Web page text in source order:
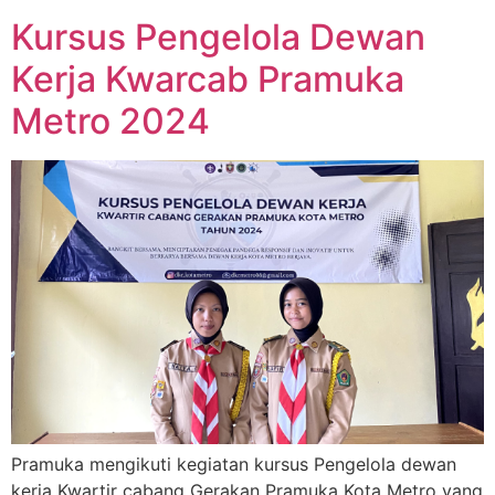
Kursus Pengelola Dewan
Kerja Kwarcab Pramuka
Metro 2024
Pramuka mengikuti kegiatan kursus Pengelola dewan
kerja Kwartir cabang Gerakan Pramuka Kota Metro yang